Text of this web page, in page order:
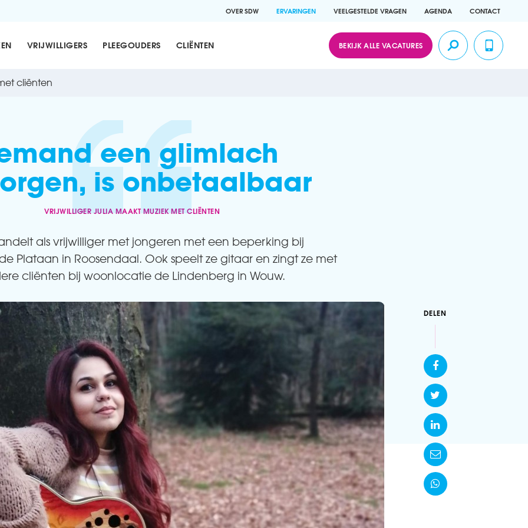
OVER SDW ERVARINGEN VEELGESTELDE VRAGEN AGENDA CONTACT
VRIJWILLIGERS PLEEGOUDERS CLIËNTEN BEKIJK ALLE VACATURES
cliënten
een glimlach
is onbetaalbaar
VRIJWILLIGER JULIA MAAKT MUZIEK MET CLIËNTEN
als vrijwilliger met jongeren met een beperking bij
Plataan in Roosendaal. Ook speelt ze gitaar en zingt ze met
cliënten bij woonlocatie de Lindenberg in Wouw.
DELEN




